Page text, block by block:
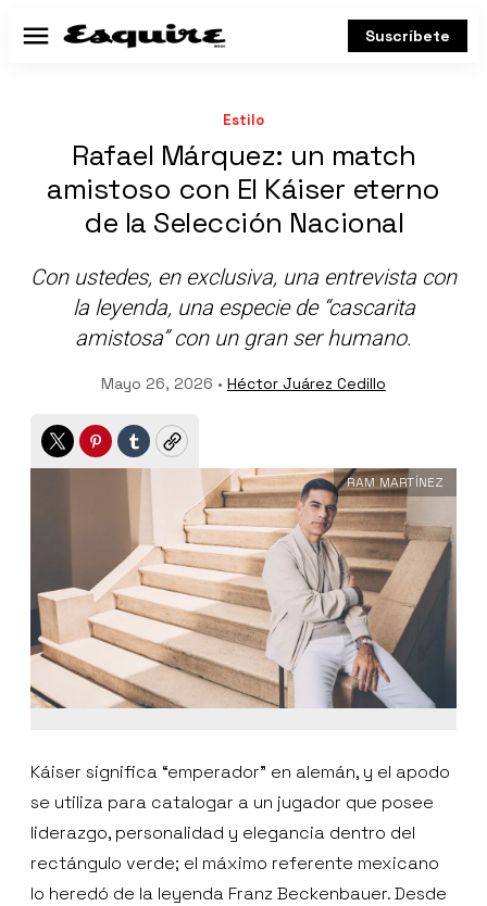
Menú Suscríbete
Estilo
Rafael Márquez: un match
amistoso con El Káiser eterno
de la Selección Nacional
Con ustedes, en exclusiva, una entrevista con
la leyenda, una especie de “cascarita
amistosa” con un gran ser humano.
Mayo 26, 2026 • Héctor Juárez Cedillo
TwitterPinterest
TumblrCopy
RAM MARTÍNEZ
Káiser significa “emperador” en alemán, y el apodo
se utiliza para catalogar a un jugador que posee
liderazgo, personalidad y elegancia dentro del
rectángulo verde; el máximo referente mexicano
lo heredó de la leyenda Franz Beckenbauer. Desde